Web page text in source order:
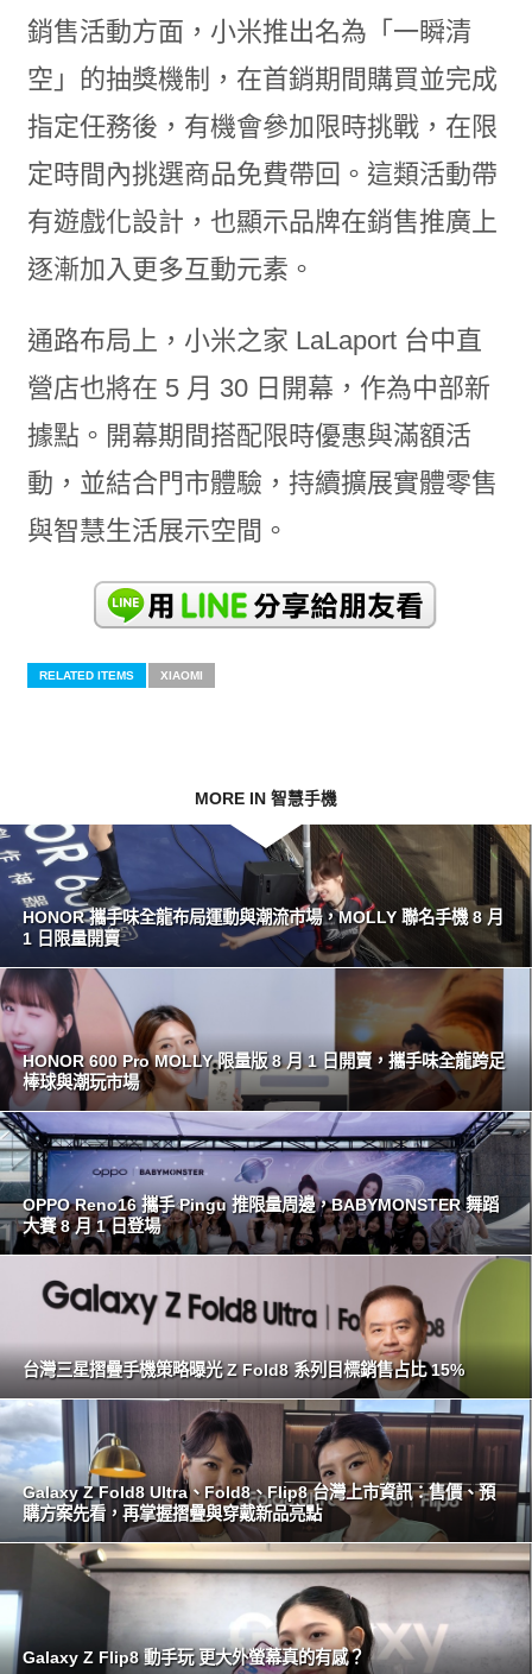
銷售活動方面，小米推出名為「一瞬清
空」的抽獎機制，在首銷期間購買並完成
指定任務後，有機會參加限時挑戰，在限
定時間內挑選商品免費帶回。這類活動帶
有遊戲化設計，也顯示品牌在銷售推廣上
逐漸加入更多互動元素。
通路布局上，小米之家 LaLaport 台中直
營店也將在 5 月 30 日開幕，作為中部新
據點。開幕期間搭配限時優惠與滿額活
動，並結合門市體驗，持續擴展實體零售
與智慧生活展示空間。
RELATED ITEMS XIAOMI
MORE IN 智慧手機
HONOR 攜手味全龍布局運動與潮流市場，MOLLY 聯名手機 8 月
1 日限量開賣
HONOR 600 Pro MOLLY 限量版 8 月 1 日開賣，攜手味全龍跨足
棒球與潮玩市場
OPPO Reno16 攜手 Pingu 推限量周邊，BABYMONSTER 舞蹈
大賽 8 月 1 日登場
台灣三星摺疊手機策略曝光 Z Fold8 系列目標銷售占比 15%
Galaxy Z Fold8 Ultra、Fold8、Flip8 台灣上市資訊：售價、預
購方案先看，再掌握摺疊與穿戴新品亮點
Galaxy Z Flip8 動手玩 更大外螢幕真的有感？